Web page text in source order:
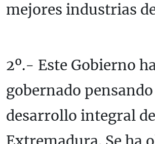
mejores industrias
2º.- Este Gobierno
gobernado
desarrollo integral de